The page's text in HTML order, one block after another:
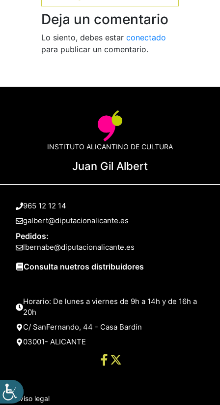
Deja un comentario
Lo siento, debes estar conectado
para publicar un comentario.
INSTITUTO ALICANTINO DE CULTURA
Juan Gil Albert
965 12 12 14
galbert@diputacionalicante.es
Pedidos:
lbernabe@diputacionalicante.es
Consulta nuetros distribuidores
Horario: De lunes a viernes de 9h a 14h y de 16h a
20h
C/ SanFernando, 44 - Casa Bardín
03001- ALICANTE
Aviso legal